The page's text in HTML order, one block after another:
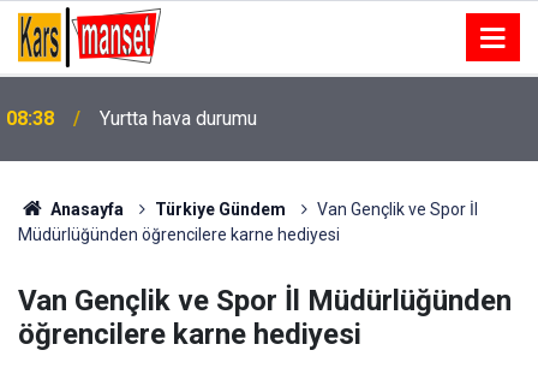
08:38 Yurtta hava durumu
Anasayfa Türkiye Gündem
Van Gençlik ve Spor İl
Müdürlüğünden öğrencilere karne hediyesi
Van Gençlik ve Spor İl Müdürlüğünden
öğrencilere karne hediyesi